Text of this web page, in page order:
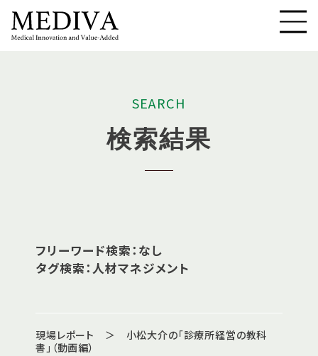
SEARCH
検索結果
フリーワード検索：なし
タグ検索：人材マネジメント
現場レポート ＞ 小松大介の「診療所経営の教科
書」（動画編）